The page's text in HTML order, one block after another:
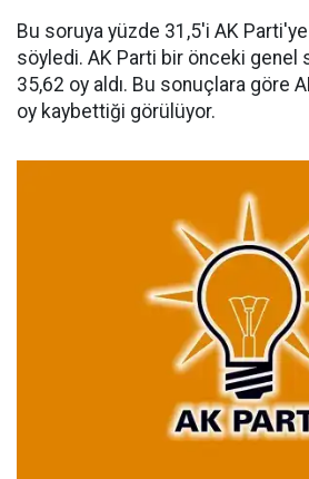
Bu soruya yüzde 31,5'i AK
söyledi. AK Parti bir önceki genel
35,62 oy aldı. Bu sonuçlara göre
oy kaybettiği görülüyor.